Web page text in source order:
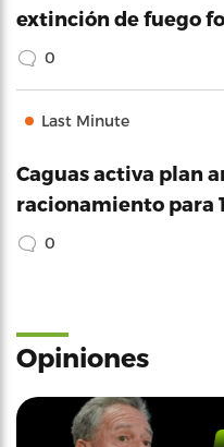
extinción de fuego
0
Last Minute
Caguas activa plan
racionamiento para
0
Opiniones